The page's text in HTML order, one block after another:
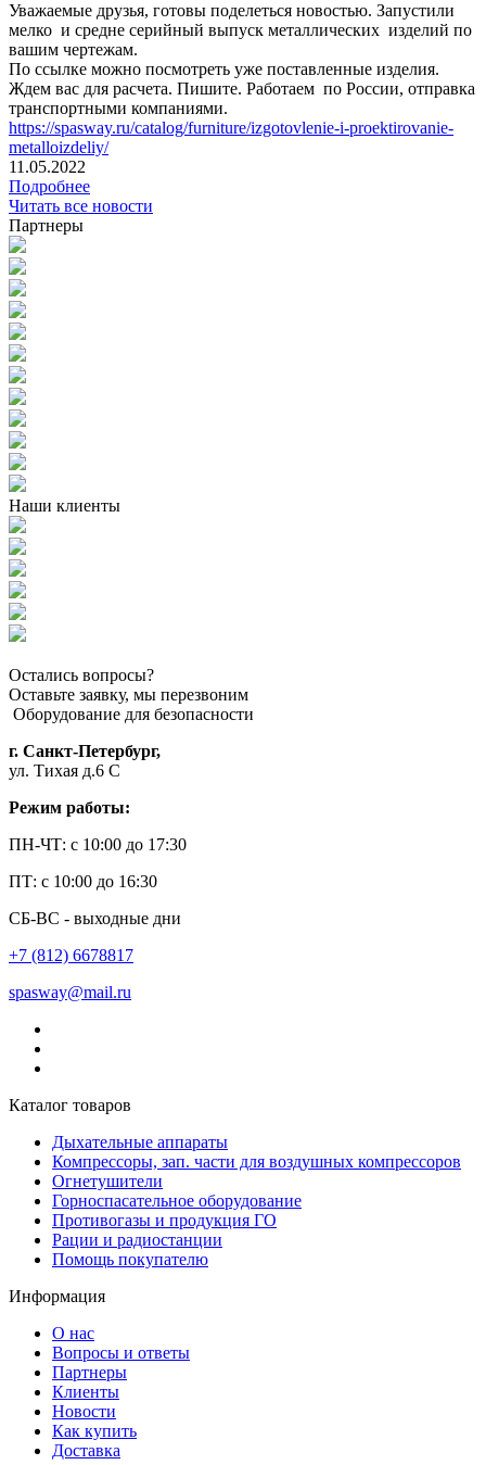
Уважаемые друзья, готовы поделеться новостью. Запустили
мелко и средне серийный выпуск металлических изделий по
вашим чертежам.
По ссылке можно посмотреть уже поставленные изделия.
Ждем вас для расчета. Пишите. Работаем по России, отправка
транспортными компаниями.
https://spasway.ru/catalog/furniture/izgotovlenie-i-proektirovanie-
metalloizdeliy/
11.05.2022
Подробнее
Читать все новости
Партнеры
Наши клиенты
Остались вопросы?
Оставьте заявку, мы перезвоним
Оборудование для безопасности
г. Санкт-Петербург,
ул. Тихая д.6 С
Режим работы:
ПН-ЧТ: с 10:00 до 17:30
ПТ: с 10:00 до 16:30
СБ-ВС - выходные дни
+7 (812) 6678817
spasway@mail.ru
Каталог товаров
Дыхательные аппараты
Компрессоры, зап. части для воздушных компрессоров
Огнетушители
Горноспасательное оборудование
Противогазы и продукция ГО
Рации и радиостанции
Помощь покупателю
Информация
О нас
Вопросы и ответы
Партнеры
Клиенты
Новости
Как купить
Доставка